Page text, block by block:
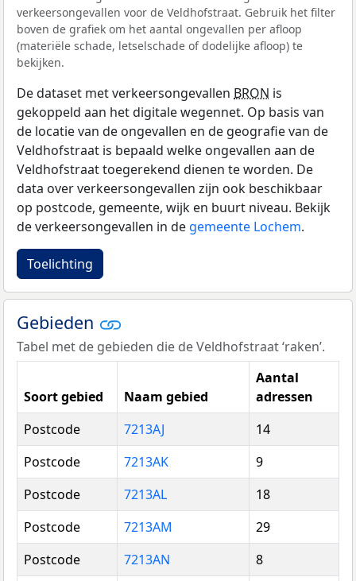
verkeersongevallen voor de Veldhofstraat. Gebruik het filter
boven de grafiek om het aantal ongevallen per afloop
(materiële schade, letselschade of dodelijke afloop) te
bekijken.
De dataset met verkeersongevallen BRON is
gekoppeld aan het digitale wegennet. Op basis van
de locatie van de ongevallen en de geografie van de
Veldhofstraat is bepaald welke ongevallen aan de
Veldhofstraat toegerekend dienen te worden. De
data over verkeersongevallen zijn ook beschikbaar
op postcode, gemeente, wijk en buurt niveau. Bekijk
de verkeersongevallen in de gemeente Lochem.
Toelichting
Gebieden
Tabel met de gebieden die de Veldhofstraat ‘raken’.
Soort gebied Naam gebied
Aantal
adressen
Postcode
7213AJ
14
Postcode
7213AK
9
Postcode
7213AL
18
Postcode
7213AM
29
Postcode
7213AN
8